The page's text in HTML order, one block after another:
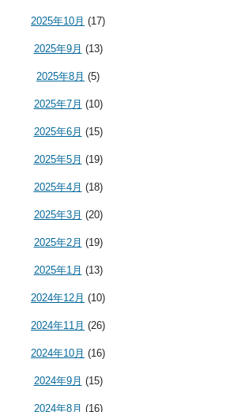
2025年10月 (17)
2025年9月 (13)
2025年8月 (5)
2025年7月 (10)
2025年6月 (15)
2025年5月 (19)
2025年4月 (18)
2025年3月 (20)
2025年2月 (19)
2025年1月 (13)
2024年12月 (10)
2024年11月 (26)
2024年10月 (16)
2024年9月 (15)
2024年8月 (16)